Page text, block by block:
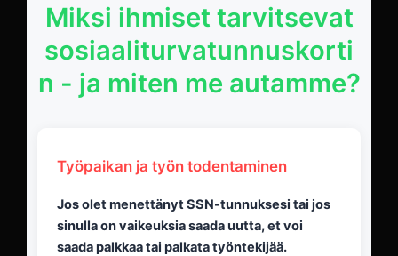
Miksi ihmiset tarvitsevat
sosiaaliturvatunnuskorti
n - ja miten me autamme?
Työpaikan ja työn todentaminen
Jos olet menettänyt SSN-tunnuksesi tai jos
sinulla on vaikeuksia saada uutta, et voi
saada palkkaa tai palkata työntekijää.